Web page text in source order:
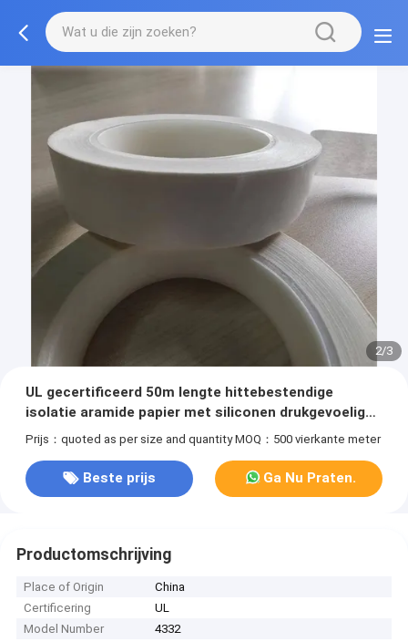
2/3
UL gecertificeerd 50m lengte hittebestendige
isolatie aramide papier met siliconen drukgevoelige
lijm
Prijs：quoted as per size and quantity MOQ：500 vierkante meter
Beste prijs Ga Nu Praten.
Productomschrijving
Place of Origin
China
Certificering
UL
Model Number
4332